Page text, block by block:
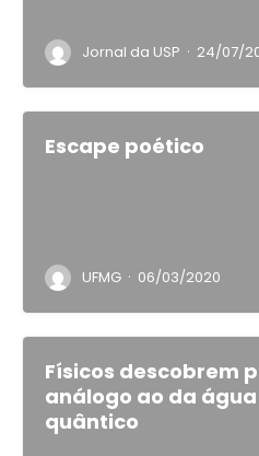
Jornal da USP · 24/07/
Escape poético
UFMG · 06/03/2020
Físicos descobrem
análogo ao da
quântico